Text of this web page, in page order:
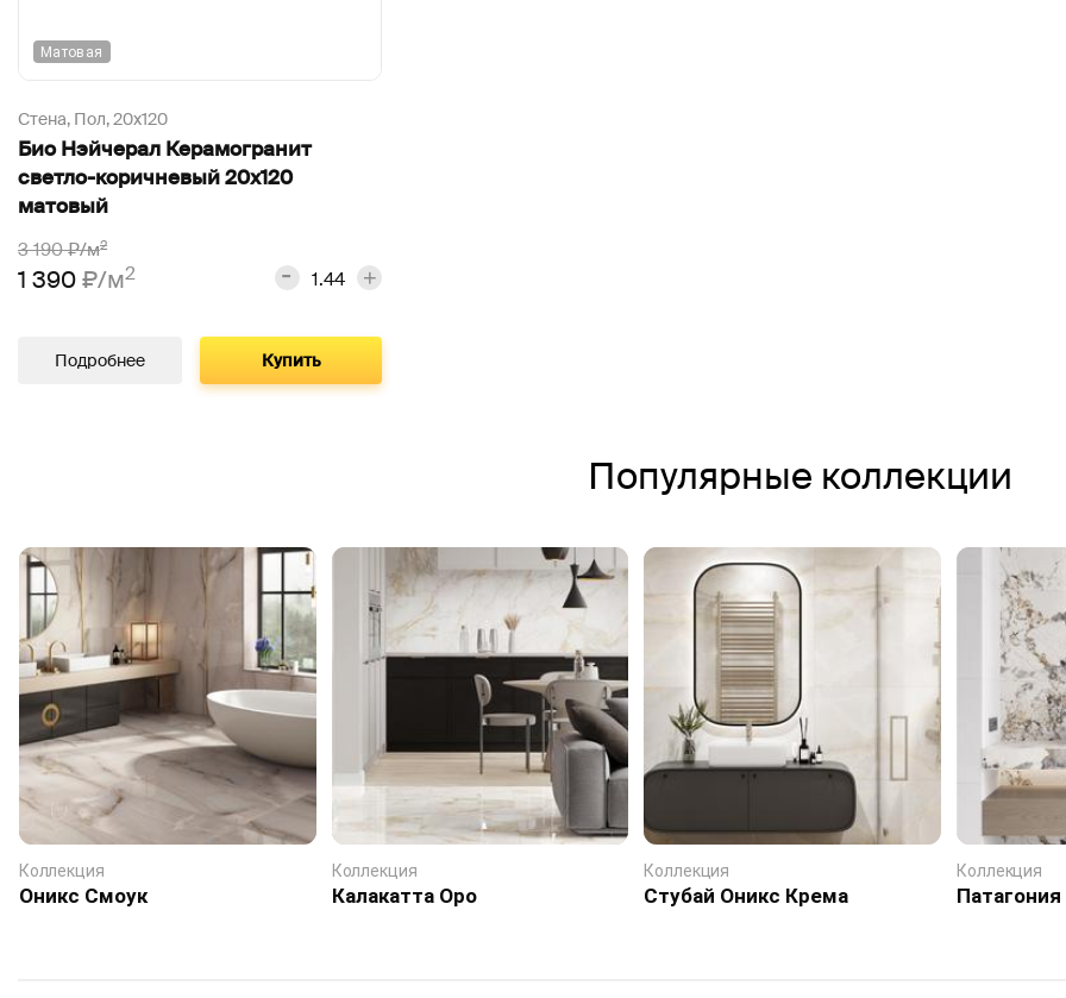
Матовая
Стена, Пол,20х120
Био Нэйчерал Керамогранит
светло-коричневый 20х120
матовый
3 190₽/м2
1 390₽/м2
Подробнее Купить
Популярные коллекции
Коллекция
Оникс Смоук
Коллекция
Калакатта Оро
Коллекция
Стубай Оникс Крема
Коллекция
Патагония